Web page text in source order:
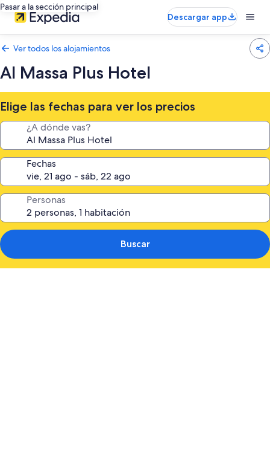
Pasar a la sección principal
Descargar app
Ver todos los alojamientos
Al Massa Plus Hotel
Elige las fechas para ver los precios
¿A dónde vas?
Fechas
Personas
Buscar